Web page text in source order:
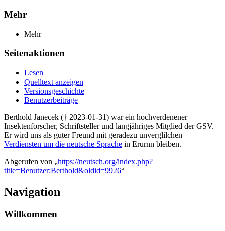
Mehr
Mehr
Seitenaktionen
Lesen
Quelltext anzeigen
Versionsgeschichte
Benutzerbeiträge
Berthold Janecek († 2023-01-31) war ein hochverdenener
Insektenforscher, Schriftsteller und langjähriges Mitglied der GSV.
Er wird uns als guter Freund mit geradezu unverglilchen
Verdiensten um die neutsche Sprache in Erurnn bleiben.
Abgerufen von „https://neutsch.org/index.php?
title=Benutzer:Berthold&oldid=9926“
Navigation
Willkommen